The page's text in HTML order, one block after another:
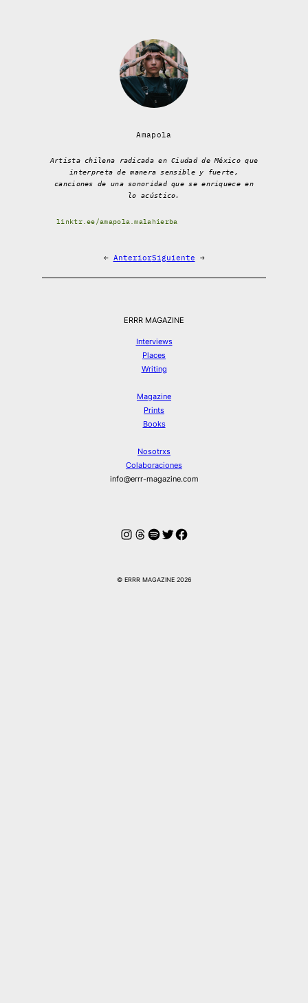
Amapola
Artista chilena radicada en Ciudad de México que
interpreta de manera sensible y fuerte,
canciones de una sonoridad que se enriquece en
lo acústico.
linktr.ee/amapola.malahierba
← AnteriorSiguiente →
ERRR MAGAZINE
Interviews
Places
Writing
Magazine
Prints
Books
Nosotrxs
Colaboraciones
info@errr-magazine.com
Instagram
Hilos
Spotify
Twitter
Facebook
© ERRR MAGAZINE 2026